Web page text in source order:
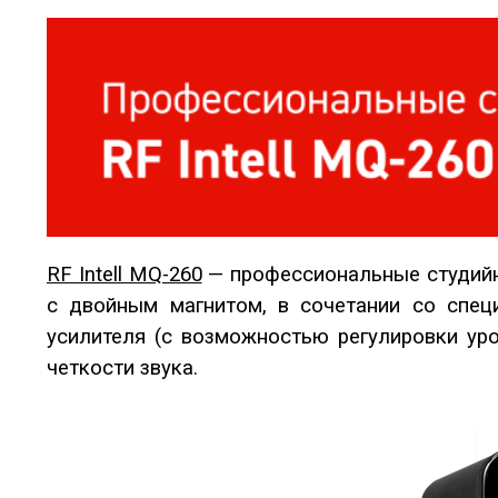
RF Intell MQ-260— профессиональные
с двойным магнитом, в сочетании со
усилителя (с возможностью регулировки
четкости звука.